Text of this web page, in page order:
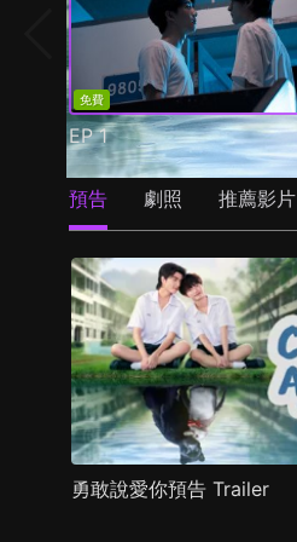
免費
EP1
預告 劇照 推薦影片
勇敢說愛你預告 Trailer